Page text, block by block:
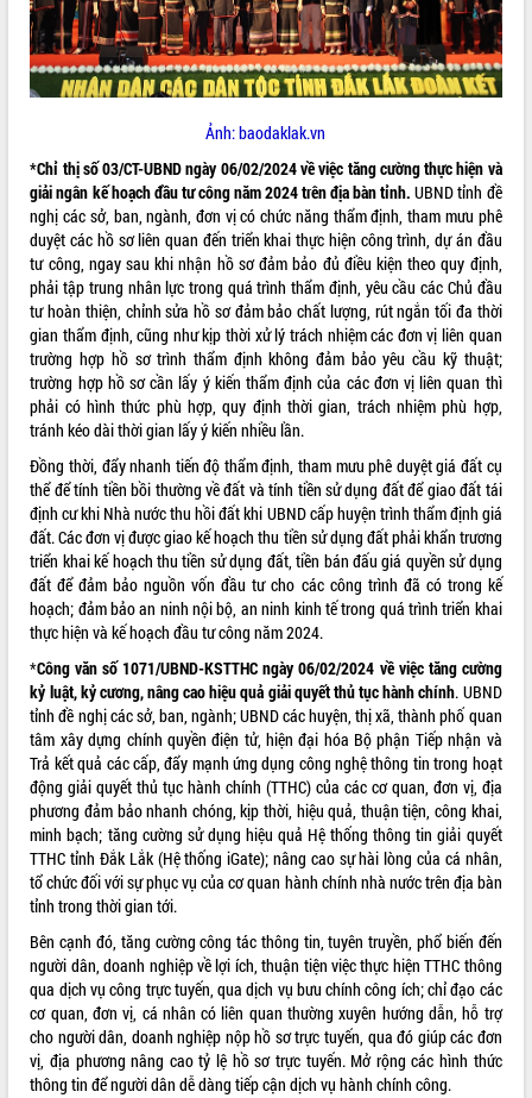
Loading the player...
Khám bệnh, cấp phát thuốc miễn phí
và tặng quà người dân xã Cư Pui
Hội nghị UBND tỉnh Đắk Lắk thường kỳ
tháng 7/2026
Lễ truy tặng danh hiệu “Bà Mẹ Việt
Nam Anh hùng” và trao Huân chương
Lao động
UBND tỉnh Đắk Lắk triển khai nhiệm
vụ 6 tháng cuối năm 2026
Kỳ họp thứ Hai, Hội đồng nhân dân
tỉnh khóa XI quyết nghị nhiều nội dung
quan trọng
Bí thư Tỉnh ủy Lương Nguyễn Minh
Triết thăm, tặng quà người có công với
cách mạng
Rà soát, hoàn thiện hệ thống thiết chế
văn hóa, thể thao đáp ứng yêu cầu
phát triển mới
Thường trực HĐND tỉnh Đắk Lắk gặp
mặt Đoàn chuyên gia y tế TP. Hồ Chí
Minh
Lễ truy điệu và an táng hài cốt liệt sĩ
tại Nghĩa trang Liệt sĩ xã Sơn Hòa
Bàn giải pháp tháo gỡ khó khăn trong
xuất khẩu sầu riêng và triển khai quy
định EUDR
Thứ trưởng Bộ Nông nghiệp và Môi
vùng trồng và doanh nghiệp đóng gói
sầu riêng tại Đắk Lắk
Trình diễn nghệ thuật chế biến các
món ăn từ sầu riêng
Đắk Lắk công bố Quy hoạch và xúc
tiến đầu tư tỉnh
ALBUM ẢNH
Ảnh: baodaklak.vn
*Chỉ thị số 03/CT-UBND ngày 06/02/2024 về việc tăng cường thực hiện và
giải ngân kế hoạch đầu tư công năm 2024 trên địa bàn tỉnh. UBND tỉnh đề
nghị các sở, ban, ngành, đơn vị có chức năng thẩm định, tham mưu phê
duyệt các hồ sơ liên quan đến triển khai thực hiện công trình, dự án đầu
tư công, ngay sau khi nhận hồ sơ đảm bảo đủ điều kiện theo quy định,
phải tập trung nhân lực trong quá trình thẩm định, yêu cầu các Chủ đầu
tư hoàn thiện, chỉnh sửa hồ sơ đảm bảo chất lượng, rút ngắn tối đa thời
gian thẩm định, cũng như kịp thời xử lý trách nhiệm các đơn vị liên quan
trường hợp hồ sơ trình thẩm định không đảm bảo yêu cầu kỹ thuật;
trường hợp hồ sơ cần lấy ý kiến thẩm định của các đơn vị liên quan thì
phải có hình thức phù hợp, quy định thời gian, trách nhiệm phù hợp,
tránh kéo dài thời gian lấy ý kiến nhiều lần.
Đồng thời, đẩy nhanh tiến độ thẩm định, tham mưu phê duyệt giá đất cụ
thể để tính tiền bồi thường về đất và tính tiền sử dụng đất để giao đất tái
định cư khi Nhà nước thu hồi đất khi UBND cấp huyện trình thẩm định giá
đất. Các đơn vị được giao kế hoạch thu tiền sử dụng đất phải khẩn trương
triển khai kế hoạch thu tiền sử dụng đất, tiền bán đấu giá quyền sử dụng
đất để đảm bảo nguồn vốn đầu tư cho các công trình đã có trong kế
hoạch; đảm bảo an ninh nội bộ, an ninh kinh tế trong quá trình triển khai
thực hiện và kế hoạch đầu tư công năm 2024.
*Công văn số 1071/UBND-KSTTHC ngày 06/02/2024 về việc tăng cường
kỷ luật, kỷ cương, nâng cao hiệu quả giải quyết thủ tục hành chính. UBND
tỉnh đề nghị các sở, ban, ngành; UBND các huyện, thị xã, thành phố quan
tâm xây dựng chính quyền điện tử, hiện đại hóa Bộ phận Tiếp nhận và
Trả kết quả các cấp, đẩy mạnh ứng dụng công nghệ thông tin trong hoạt
động giải quyết thủ tục hành chính (TTHC) của các cơ quan, đơn vị, địa
phương đảm bảo nhanh chóng, kịp thời, hiệu quả, thuận tiện, công khai,
minh bạch; tăng cường sử dụng hiệu quả Hệ thống thông tin giải quyết
TTHC tỉnh Đắk Lắk (Hệ thống iGate); nâng cao sự hài lòng của cá nhân,
tổ chức đối với sự phục vụ của cơ quan hành chính nhà nước trên địa bàn
tỉnh trong thời gian tới.
Bên cạnh đó, tăng cường công tác thông tin, tuyên truyền, phổ biến đến
người dân, doanh nghiệp về lợi ích, thuận tiện việc thực hiện TTHC thông
qua dịch vụ công trực tuyến, qua dịch vụ bưu chính công ích; chỉ đạo các
cơ quan, đơn vị, cá nhân có liên quan thường xuyên hướng dẫn, hỗ trợ
cho người dân, doanh nghiệp nộp hồ sơ trực tuyến, qua đó giúp các đơn
vị, địa phương nâng cao tỷ lệ hồ sơ trực tuyến. Mở rộng các hình thức
thông tin để người dân dễ dàng tiếp cận dịch vụ hành chính công.